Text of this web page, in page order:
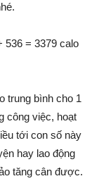
536 = 3379 calo
trung bình cho 1
công việc, hoạt
tới con số này
hay lao động
tăng cân được.